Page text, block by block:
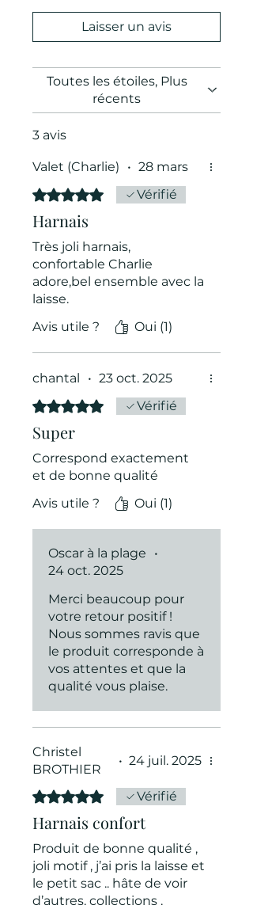
Laisser un avis
Toutes les étoiles, Plus
récents
3 avis
Valet (Charlie) • 28 mars
Noté 5 sur 5. Vérifié
Harnais
Très joli harnais,
confortable Charlie
adore,bel ensemble avec la
laisse.
Avis utile ?
Oui (1)
chantal • 23 oct. 2025
Noté 5 sur 5. Vérifié
Super
Correspond exactement
et de bonne qualité
Avis utile ?
Oui (1)
Oscar à la plage
•
24 oct. 2025
Merci beaucoup pour
votre retour positif !
Nous sommes ravis que
le produit corresponde à
vos attentes et que la
qualité vous plaise.
Christel
BROTHIER
• 24 juil. 2025
Noté 5 sur 5. Vérifié
Harnais confort
Produit de bonne qualité ,
joli motif , j’ai pris la laisse et
le petit sac .. hâte de voir
d’autres. collections .